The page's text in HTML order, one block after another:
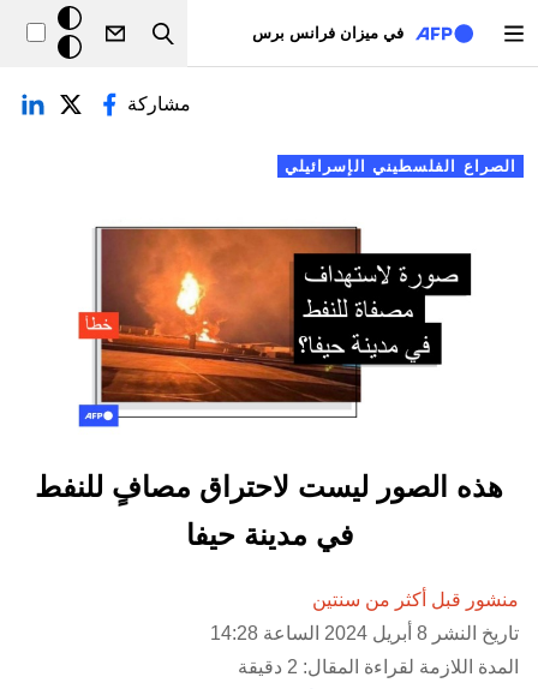
في ميزان فرانس برس
Search
خلفيّة
داكنة
التبويبات الأساسية
الصراع الفلسطيني الإسرائيلي
مشاركة
هذه الصور ليست لاحتراق مصافٍ للنفط
في مدينة حيفا
منشور قبل أكثر من سنتين
تاريخ النشر 8 أبريل 2024 الساعة 14:28
المدة اللازمة لقراءة المقال: 2 دقيقة